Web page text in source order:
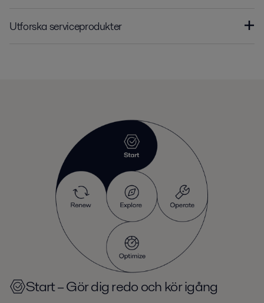
Utforska serviceprodukter
Start – Gör dig redo och kör igång